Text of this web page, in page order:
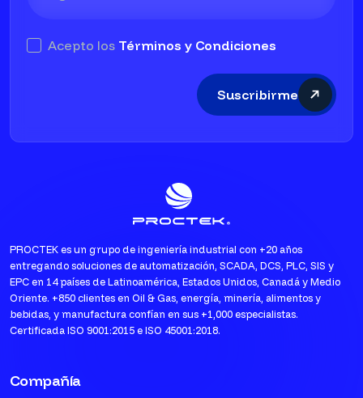
Acepto los Términos y Condiciones
Suscribirme
PROCTEK es un grupo de ingeniería industrial con +20 años
entregando soluciones de automatización, SCADA, DCS, PLC, SIS y
EPC en 14 países de Latinoamérica, Estados Unidos, Canadá y Medio
Oriente. +850 clientes en Oil & Gas, energía, minería, alimentos y
bebidas, y manufactura confían en sus +1,000 especialistas.
Certificada ISO 9001:2015 e ISO 45001:2018.
Compañía